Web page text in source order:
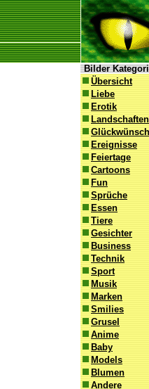
Bilder
Übersicht
Liebe
Erotik
Landschaften
Ereignisse
Feiertage
Cartoons
Fun
Sprüche
Essen
Tiere
Gesichter
Business
Technik
Sport
Musik
Marken
Smilies
Grusel
Anime
Baby
Models
Blumen
Andere